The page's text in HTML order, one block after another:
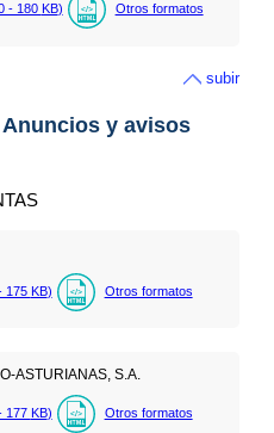
- 180 KB) Otros formatos
subir
Anuncios y avisos
175 KB) Otros formatos
ASTURIANAS, S.A.
177 KB) Otros formatos